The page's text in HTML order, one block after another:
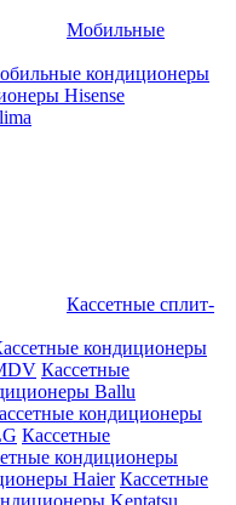
Мобильные
кондиционеры
Hisense
Кассетные сплит-
кондиционеры
Кассетные
Ballu
кондиционеры
Кассетные
кондиционеры
Haier Кассетные
Kentatsu